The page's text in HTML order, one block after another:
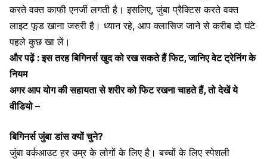
करते वक्त काफी एनर्जी लगती है। इसलिए, जुंबा प्रैक्टिस करते वक्त
लाइट फूड खाना जरुरी है। ध्यान रहे, आप क्लासिज जाने से करीब दो घंटे
पहले कुछ खा लें।
और पढ़ें :इस तरह बिगिनर्स खुद को रख सकते हैं फिट, जानिए वेट ट्रेनिंग के
नियम
अगर आप योग की सहायता से शरीर को फिट रखना चाहते हैं, तो देखें ये
वीडियो –
बिगिनर्स जुंबा डांस क्यों चुने?
जुंबा वर्कआउट हर उम्र के लोगों के लिए है। बच्चों के लिए स्पेशली